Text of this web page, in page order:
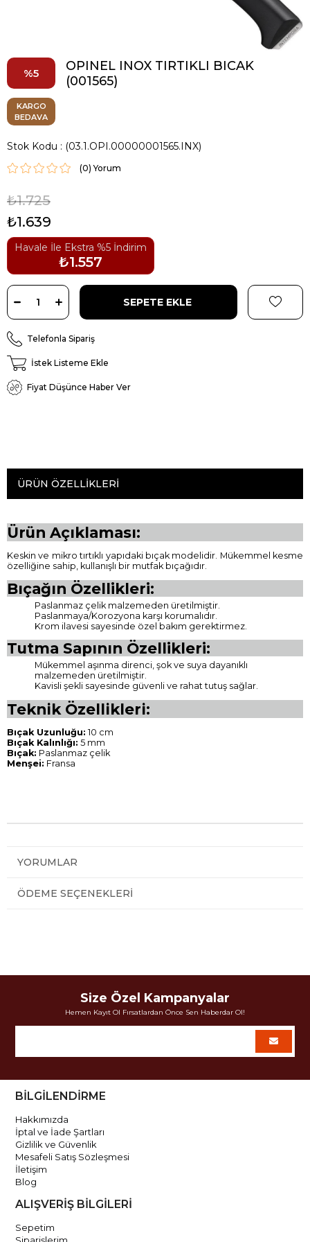
5
OPINEL INOX TIRTIKLI BICAK
(001565)
KARGO
BEDAVA
Stok Kodu (03.1.OPI.00000001565.INX)
(0)
₺1.725
₺1.639
Havale İle Ekstra %5 İndirim
₺1.557
Telefonla Sipariş
İstek Listeme Ekle
Fiyat Düşünce Haber Ver
ÜRÜN ÖZELLIKLERI
Ürün Açıklaması:
Keskin ve mikro tırtıklı yapıdaki bıçak modelidir. Mükemmel kesme
özelliğine sahip, kullanışlı bir mutfak bıçağıdır.
Bıçağın Özellikleri:
Paslanmaz çelik malzemeden üretilmiştir.
Paslanmaya/Korozyona karşı korumalıdır.
Krom ilavesi sayesinde özel bakım gerektirmez.
Tutma Sapının Özellikleri:
Mükemmel aşınma direnci, şok ve suya dayanıklı
malzemeden üretilmiştir.
Kavisli şekli sayesinde güvenli ve rahat tutuş sağlar.
Teknik Özellikleri:
Bıçak Uzunluğu: 10 cm
Bıçak Kalınlığı: 5 mm
Bıçak: Paslanmaz çelik
Menşei: Fransa
YORUMLAR
ÖDEME SEÇENEKLERI
Size Özel Kampanyalar
Hemen Kayıt Ol Fırsatlardan Önce Sen Haberdar Ol!
BİLGİLENDİRME
Hakkımızda
İptal ve İade Şartları
Gizlilik ve Güvenlik
Mesafeli Satış Sözleşmesi
İletişim
Blog
ALIŞVERİŞ BİLGİLERİ
Sepetim